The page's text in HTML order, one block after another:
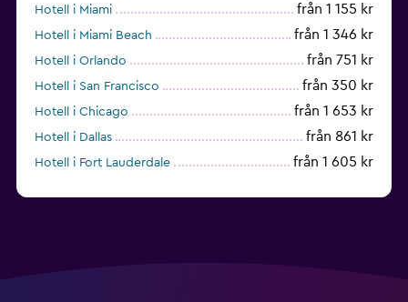
Hotell i Miami från 1 155 kr
Hotell i Miami Beach från 1 346 kr
Hotell i Orlando från 751 kr
Hotell i San Francisco från 350 kr
Hotell i Chicago från 1 653 kr
Hotell i Dallas från 861 kr
Hotell i Fort Lauderdale från 1 605 kr